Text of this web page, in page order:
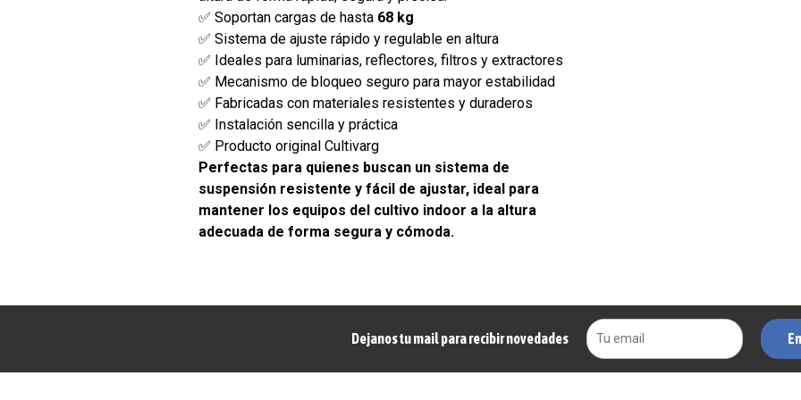
✅ Soportan cargas de hasta 68 kg
✅ Sistema de ajuste rápido y regulable en altura
✅ Ideales para luminarias, reflectores, filtros y extractores
✅ Mecanismo de bloqueo seguro para mayor estabilidad
✅ Fabricadas con materiales resistentes y duraderos
✅ Instalación sencilla y práctica
✅ Producto original Cultivarg
Perfectas para quienes buscan un sistema de
suspensión resistente y fácil de ajustar, ideal para
mantener los equipos del cultivo indoor a la altura
adecuada de forma segura y cómoda.
Dejanos tu mail para recibir novedades